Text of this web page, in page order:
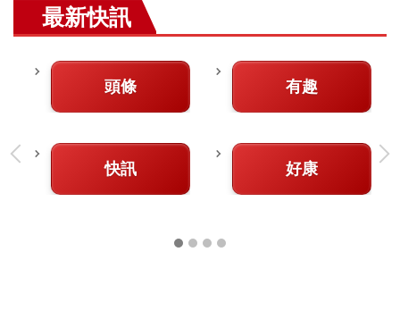
最新快訊
頭條 有趣
快訊 好康